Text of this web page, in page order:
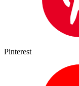
Pinterest